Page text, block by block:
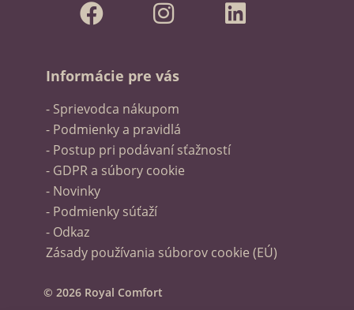
Informácie pre vás
- Sprievodca nákupom
- Podmienky a pravidlá
- Postup pri podávaní sťažností
- GDPR a súbory cookie
- Novinky
- Podmienky súťaží
- Odkaz
Zásady používania súborov cookie (EÚ)
© 2026 Royal Comfort